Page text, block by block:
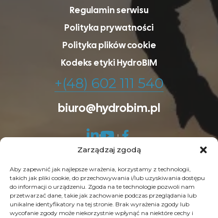
Zarządzaj zgodą
Aby zapewnić jak najlepsze wrażenia, korzystamy z technologii,
takich jak pliki cookie, do przechowywania i/lub uzyskiwania dostępu
do informacji o urządzeniu. Zgoda na te technologie pozwoli nam
przetwarzać dane, takie jak zachowanie podczas przeglądania lub
unikalne identyfikatory na tej stronie. Brak wyrażenia zgody lub
wycofanie zgody może niekorzystnie wpłynąć na niektóre cechy i
Regulamin serwisu
Polityka prywatności
Polityka plików cookie
Kodeks etyki HydroBIM
+(48) 602 111 540
biuro@hydrobim.pl
© Copyright 2026 HydroBIM. Wszelkie prawa
zastrzeżone. SEO byContrade